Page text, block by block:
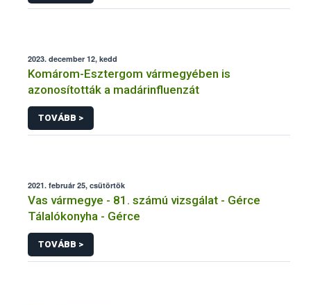
2023. december 12, kedd
Komárom-Esztergom vármegyében is
azonosították a madárinfluenzát
TOVÁBB >
2021. február 25, csütörtök
Vas vármegye - 81. számú vizsgálat - Gérce
Tálalókonyha - Gérce
TOVÁBB >